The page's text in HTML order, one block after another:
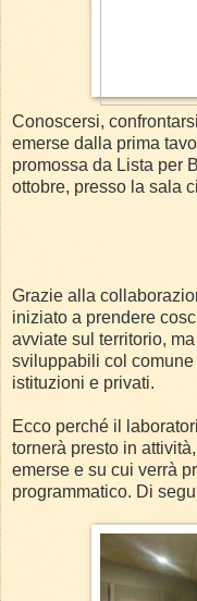
Conoscersi,
emerse dalla prima
promossa da Lista per
ottobre, presso la sala
Grazie alla
iniziato a prendere
avviate sul territorio,
sviluppabili col
istituzioni e privati.
Ecco perché il
tornerà presto in
emerse e su cui verrà
programmatico. Di